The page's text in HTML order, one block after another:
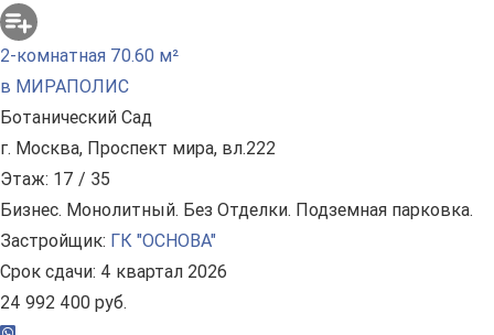
2-комнатная 70.60 м²
в МИРАПОЛИС
Ботанический Сад
г. Москва, Проспект мира, вл.222
Этаж: 17 / 35
Бизнес. Монолитный. Без Отделки. Подземная парковка.
Застройщик: ГК "ОСНОВА"
Срок сдачи: 4 квартал 2026
24 992 400 руб.